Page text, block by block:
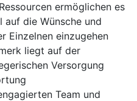
ermöglichen es
auf die Wünsche und
Einzelnen einzugehen
liegt auf der
Versorgung
Team und